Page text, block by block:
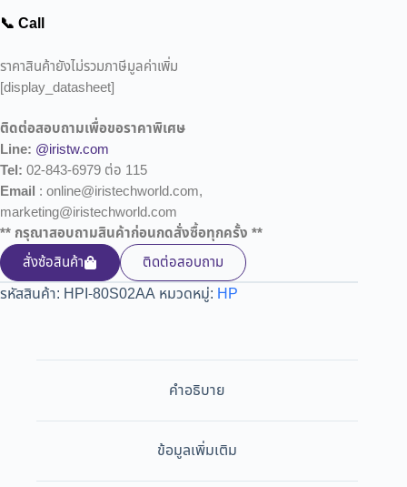
📞 Call
ราคาสินค้ายังไม่รวมภาษีมูลค่าเพิ่ม
[display_datasheet]
ติดต่อสอบถามเพื่อขอราคาพิเศษ
Line: @iristw.com
Tel: 02-843-6979 ต่อ 115
Email : online@iristechworld.com,
marketing@iristechworld.com
** กรุณาสอบถามสินค้าก่อนกดสั่งซื้อทุกครั้ง **
สั่งซ้อสินค้า
ติดต่อสอบถาม
รหัสสินค้า: HPI-80S02AA หมวดหมู่: HP
คำอธิบาย
ข้อมูลเพิ่มเติม